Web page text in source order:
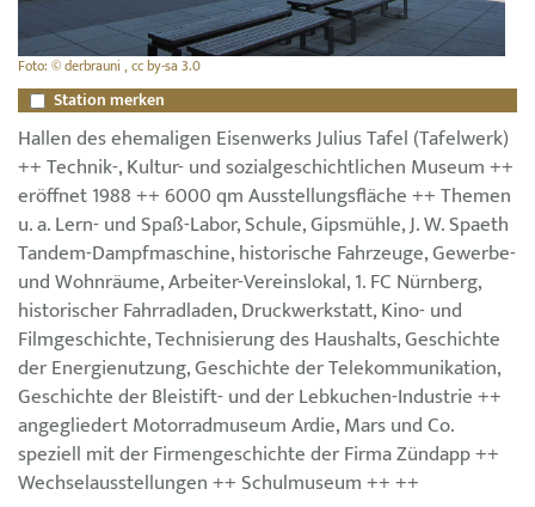
Foto: © derbrauni , cc by-sa 3.0
Station merken
Hallen des ehemaligen Eisenwerks Julius Tafel (Tafelwerk)
++ Technik-, Kultur- und sozialgeschichtlichen Museum ++
eröffnet 1988 ++ 6000 qm Ausstellungsfläche ++ Themen
u. a. Lern- und Spaß-Labor, Schule, Gipsmühle, J. W. Spaeth
Tandem-Dampfmaschine, historische Fahrzeuge, Gewerbe-
und Wohnräume, Arbeiter-Vereinslokal, 1. FC Nürnberg,
historischer Fahrradladen, Druckwerkstatt, Kino- und
Filmgeschichte, Technisierung des Haushalts, Geschichte
der Energienutzung, Geschichte der Telekommunikation,
Geschichte der Bleistift- und der Lebkuchen-Industrie ++
angegliedert Motorradmuseum Ardie, Mars und Co.
speziell mit der Firmengeschichte der Firma Zündapp ++
Wechselausstellungen ++ Schulmuseum ++ ++